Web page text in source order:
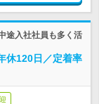
途入社社員も多く活
休120日／定着率